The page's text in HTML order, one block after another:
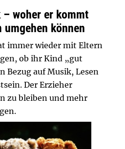
woher er kommt
können
immer wieder mit Eltern
ob ihr Kind „gut
Bezug auf Musik, Lesen
Der Erzieher
zu bleiben und mehr